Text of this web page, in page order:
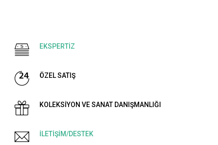
EKSPERTİZ
ÖZEL SATIŞ
KOLEKSİYON VE SANAT DANIŞMANLIĞI
İLETİŞİM/DESTEK